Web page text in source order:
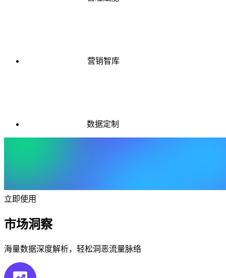
营销智库
数据定制
立即使用
市场洞察
海量数据深度解析，轻松洞恶流量脉络